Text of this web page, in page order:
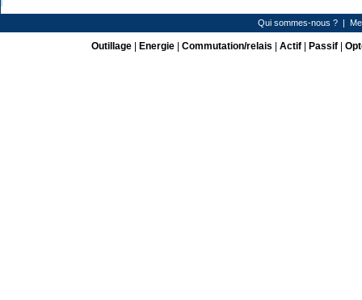
Qui sommes-nous ? |
Outillage| Energie| Commutation/relais Actif| Passif|